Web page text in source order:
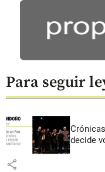
Para seguir
decide
share